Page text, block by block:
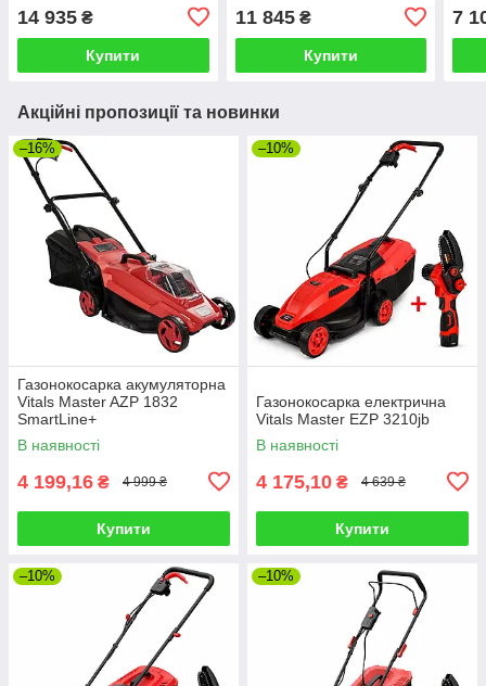
14 935 ₴
Купити
11 845₴
Купити
7
Акційні пропозиції та новинки
–16%
Газонокосарка акумуляторна
Vitals Master AZP 1832
SmartLine+
В наявності
4 199,16 ₴ 4 999 ₴
Купити
–10%
Газонокосарка електрична
Vitals Master EZP 3210jb
В наявності
4 175,10 ₴ 4 639 ₴
Купити
–10% –10%